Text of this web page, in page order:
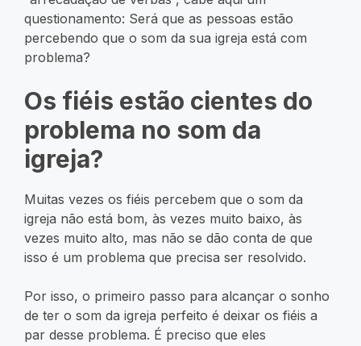
questionamento: Será que as pessoas estão
percebendo que o som da sua igreja está com
problema?
Os fiéis estão cientes do
problema no som da
igreja?
Muitas vezes os fiéis percebem que o som da
igreja não está bom, às vezes muito baixo, às
vezes muito alto, mas não se dão conta de que
isso é um problema que precisa ser resolvido.
Por isso, o primeiro passo para alcançar o sonho
de ter o som da igreja perfeito é deixar os fiéis a
par desse problema. É preciso que eles